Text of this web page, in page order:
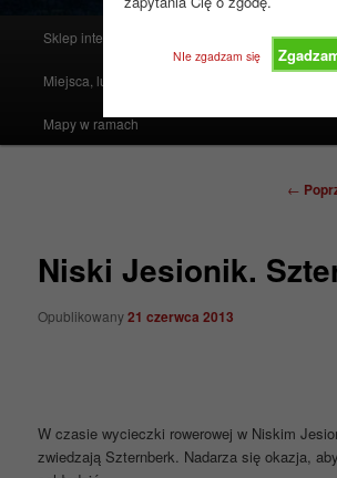
NIe zgadzam się
Sklep internetowy Produkty polecane
Miejsca, ludzie, mapy i atlasy
Mapy w ramach
←
Niski Jesionik.
Opublikowany21 czerwca 2013
W czasie wycieczki rowerowej w Niskim
zwiedzają Szternberk. Nadarza się okazja,